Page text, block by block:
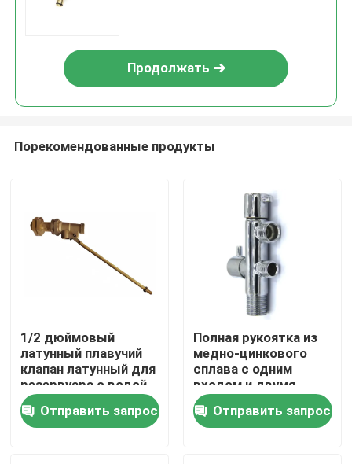
Продолжать
Порекомендованные продукты
1/2 дюймовый
латунный плавучий
клапан латунный для
резервуара с водой
Отправить запрос
Полная рукоятка из
медно-цинкового
сплава с одним
входом и двумя
выходами
многофункциональный
трехсторонний
Отправить запрос